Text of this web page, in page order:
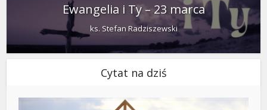
Ewangelia i Ty – 23 marca
ks. Stefan Radziszewski
Cytat na dziś